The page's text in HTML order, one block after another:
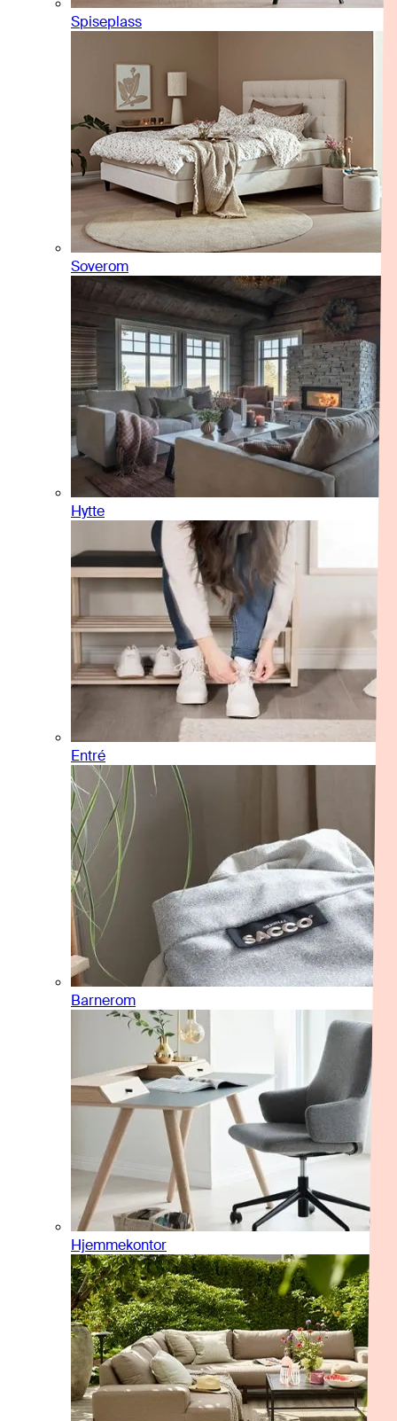
Spiseplass
Soverom
Hytte
Entré
Barnerom
Hjemmekontor